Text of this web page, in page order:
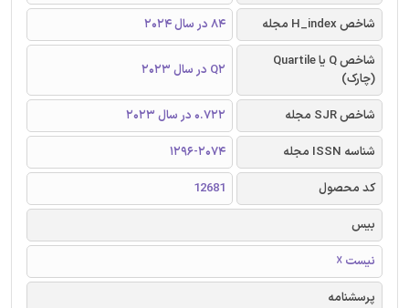
شاخص H_index مجله
84 در سال 2024
شاخص Q یا Quartile
(چارک)
Q2 در سال 2023
شاخص SJR مجله
0.722 در سال 2023
شناسه ISSN مجله
1296-2074
کد محصول
12681
بیس
نیست ☓
پرسشنامه